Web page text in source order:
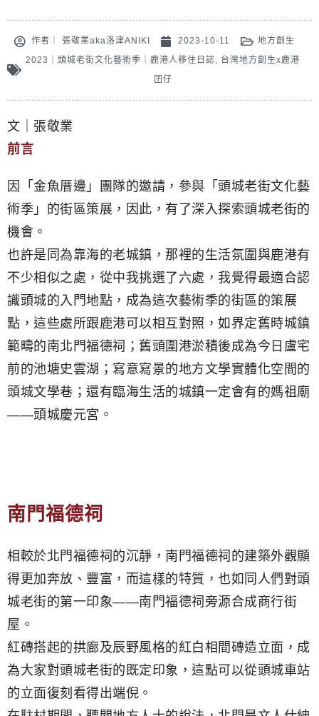
作者｜ 張敬業aka洛津ANIKI 2023-10-11
地方創生
2023｜頭城老街文化藝術季｜鹿港人移住日誌, 台灣地方創生x鹿港
囝仔
文｜張敬業
前言
因「金魚厝邊」團隊的邀請，參與「頭城老街文化藝
術季」的街區策展，因此，有了深入探索頭城老街的
機會。
也許是同為靠海的老城鎮，那裡的生活氛圍與鹿港有
不少相似之處，從中我挑選了六處，我覺得最適合認
識頭城的入門地點，成為這次藝術季的街區的策展
點，這些處所跟鹿港可以相互對照，如界定舊時城鎮
範疇的南北門福德祠；舊頭圍港淤積後成為今日盧宅
前的池塘史雲湖；寫意寫景的地方文學實體化空間的
頭城文學巷；還有臨海生活的城鎮一定會有的媽祖廟
——頭城慶元宮。
南門福德祠
相較於北門福德祠的沉靜，南門福德祠的建築外觀顯
得更加奔放、豐富，而這樣的特質，也如同人們對頭
城老街的第一印象——南門福德祠旁源合成商行街
屋。
紅磚搭起的拱廊及辰野風格的紅白相間磚造立面，成
為大家對頭城老街的既定印象，這點可以從頭城車站
的立面復刻看得出端倪。